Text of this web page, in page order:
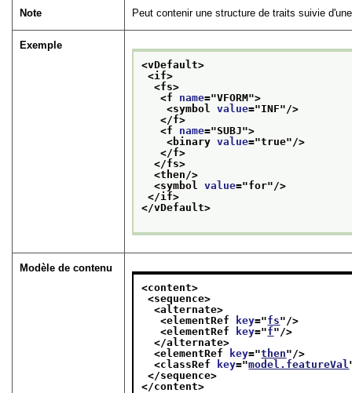
Note Peut contenir une structure de traits suivie
Exemple
<vDefault>
<if>
<fs>
<f name="VFORM">
<symbol value="INF"/>
</f>
<f name="SUBJ">
<binary value="true"/>
</f>
</fs>
<then/>
<symbol value="for"/>
</if>
</vDefault>
Modèle de contenu
<content>
<sequence>
<alternate>
<elementRef
key="fs"/>
<elementRef
key="f"/>
</alternate>
<elementRef
key="then"/>
<classRef
key="model.featureVal
</sequence>
</content>